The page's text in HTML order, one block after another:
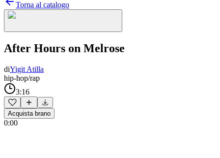
Torna al catalogo
After Hours on Melrose
diYigit Atilla
hip-hop/rap
3:16
Acquista brano
0:00